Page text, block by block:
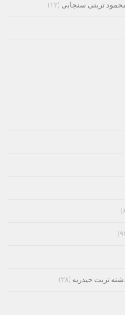
تربتی سنجابی (۱۲)
تربت حیدریه (۳۸)